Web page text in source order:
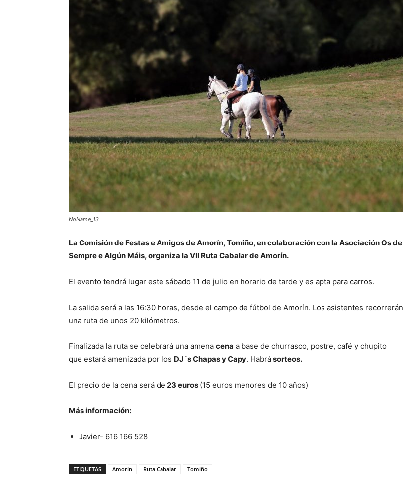
NoName_13
La Comisión de Festas e Amigos de Amorín, Tomiño, en colaboración con la Asociación Os de
Sempre e Algún Máis, organiza la VII Ruta Cabalar de Amorín.
El evento tendrá lugar este sábado 11 de julio en horario de tarde y es apta para carros.
La salida será a las 16:30 horas, desde el campo de fútbol de Amorín. Los asistentes recorrerán
una ruta de unos 20 kilómetros.
Finalizada la ruta se celebrará una amena cena a base de churrasco, postre, café y chupito
que estará amenizada por los DJ´s Chapas y Capy. Habrásorteos.
El precio de la cena será de 23 euros (15 euros menores de 10 años)
Más información:
Javier- 616 166 528
ETIQUETAS Amorín Ruta Cabalar Tomiño